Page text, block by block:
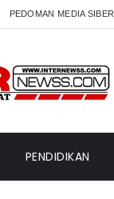
PEDOMAN MEDIA SIBER
PENDIDIKAN